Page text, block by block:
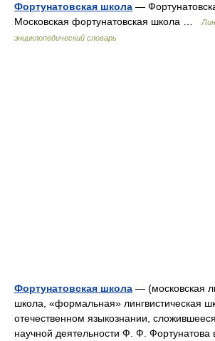
Фортунатовская школа —
Московская фортунатовская школа …
энциклопедический словарь
Фортунатовская школа — (московская
школа, «формальная» лингвистическая
отечественном языкознании,
научной деятельности Ф. Ф. Фортунатова